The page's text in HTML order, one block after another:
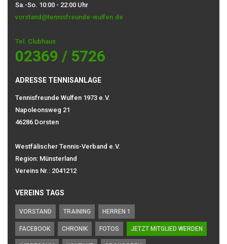
Sa.-So. 10:00 - 22:00 Uhr
vorstand@tennisfreunde-wulfen.de
Tel. Clubhaus
02369 / 5726
ADRESSE TENNISANLAGE
Tennisfreunde Wulfen 1973 e.V.
Napoleonsweg 21
46286 Dorsten
Westfälischer Tennis-Verband e.V.
Region: Münsterland
Vereins Nr.: 2041212
VEREINS TAGS
VORSTAND TRAINING HERREN 1
FACEBOOK CHRONIK FOTOS JETZT MITGLIED WERDEN